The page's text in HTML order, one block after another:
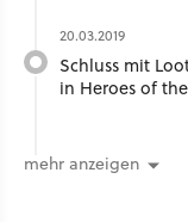
20.03.2019
Schluss mit
in Heroes of
mehr anzeigen